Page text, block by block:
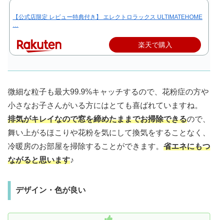
【公式店限定 レビュー特典付き】 エレクトロラックス ULTIMATEHOME
…
楽天で購入
微細な粒子も最大99.9%キャッチするので、花粉症の方や
小さなお子さんがいる方にはとても喜ばれていますね。
排気がキレイなので窓を締めたままでお掃除できるので、
舞い上がるほこりや花粉を気にして換気をすることなく、
冷暖房のお部屋を掃除することができます。 省エネにもつ
ながると思います♪
デザイン・色が良い